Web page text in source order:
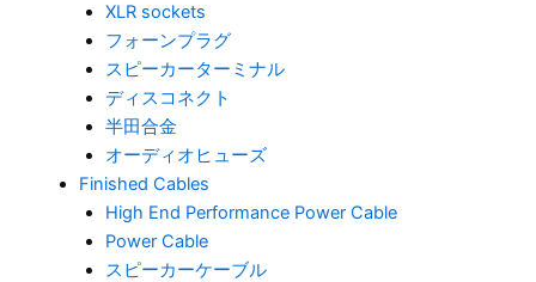
XLR sockets
フォーンプラグ
スピーカーターミナル
ディスコネクト
半田合金
オーディオヒューズ
Finished Cables
High End Performance Power Cable
Power Cable
スピーカーケーブル